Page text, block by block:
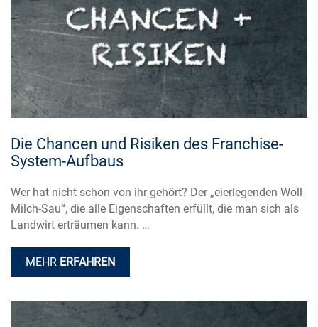
Die Chancen und Risiken des Franchise-
System-Aufbaus
Wer hat nicht schon von ihr gehört? Der „eierlegenden Woll-
Milch-Sau“, die alle Eigenschaften erfüllt, die man sich als
Landwirt erträumen kann. …
MEHR ERFAHREN